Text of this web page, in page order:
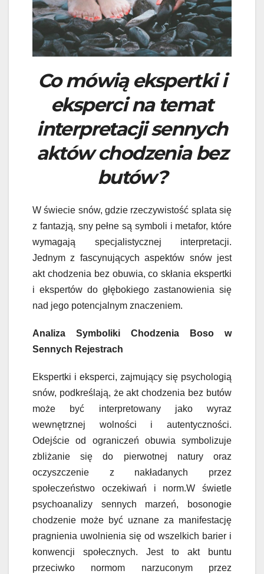
Co mówią ekspertki i
eksperci na temat
interpretacji sennych
aktów chodzenia bez
butów?
W świecie snów, gdzie rzeczywistość splata się
z fantazją, sny pełne są symboli i metafor, które
wymagają specjalistycznej interpretacji.
Jednym z fascynujących aspektów snów jest
akt chodzenia bez obuwia, co skłania ekspertki
i ekspertów do głębokiego zastanowienia się
nad jego potencjalnym znaczeniem.
Analiza Symboliki Chodzenia Boso w
Sennych Rejestrach
Ekspertki i eksperci, zajmujący się psychologią
snów, podkreślają, że akt chodzenia bez butów
może być interpretowany jako wyraz
wewnętrznej wolności i autentyczności.
Odejście od ograniczeń obuwia symbolizuje
zbliżanie się do pierwotnej natury oraz
oczyszczenie z nakładanych przez
społeczeństwo oczekiwań i norm.W świetle
psychoanalizy sennych marzeń, bosonogie
chodzenie może być uznane za manifestację
pragnienia uwolnienia się od wszelkich barier i
konwencji społecznych. Jest to akt buntu
przeciwko normom narzuconym przez